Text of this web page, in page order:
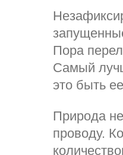
Пора
Самый
это быть
Природа
проводу.